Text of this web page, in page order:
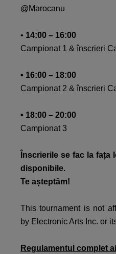
@Marocanu​
• 14:00 – 16:00​
Campionat 1 & înscrieri
• 16:00 – 18:00​
Campionat 2 & înscrieri
• 18:00 – 20:00​
Campionat 3​
Înscrierile se fac la
disponibile.​
Te așteptăm!​
This tournament is not
by Electronic Arts Inc. or
Regulamentul complet